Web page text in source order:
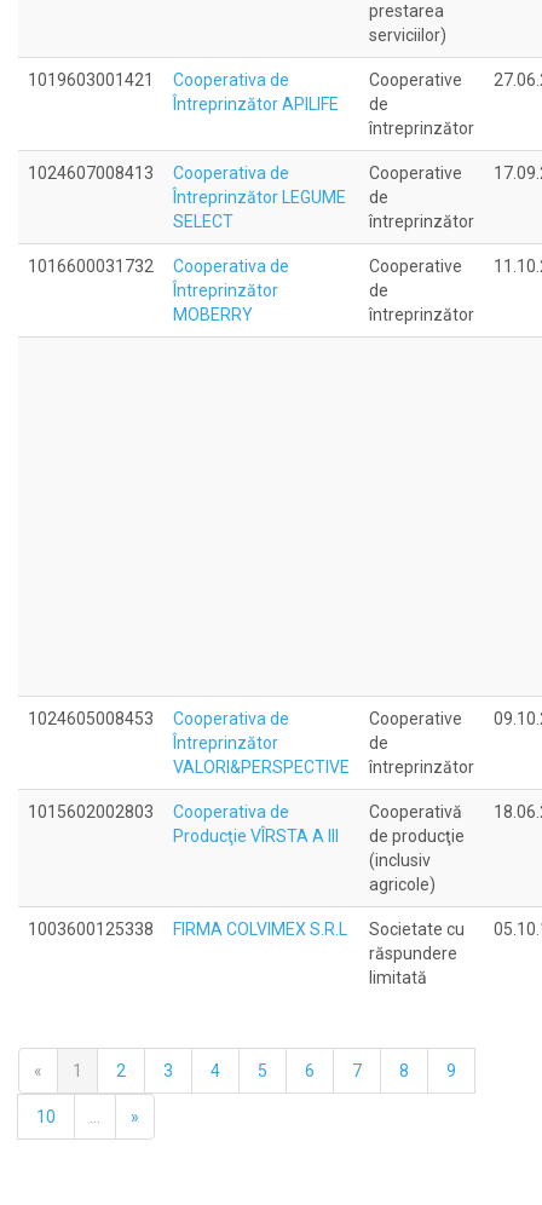
prestarea
serviciilor)
1019603001421
Cooperativa de
Întreprinzător APILIFE
Cooperative
de
întreprinzător
1024607008413
Cooperativa de
Întreprinzător LEGUME
SELECT
Cooperative
de
întreprinzător
1016600031732
Cooperativa de
Întreprinzător
MOBERRY
Cooperative
de
întreprinzător
1024605008453
Cooperativa de
Întreprinzător
VALORI&PERSPECTIVE
Cooperative
de
întreprinzător
1015602002803
Cooperativa de
Producţie VÎRSTA A III
Cooperativă
de producţie
(inclusiv
agricole)
1003600125338 FIRMA COLVIMEX S.R.L
Societate cu
răspundere
limitată
« 1 2 3 4 5 6 7 8 9
10 »